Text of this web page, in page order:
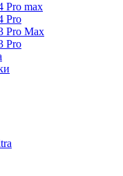
Pro max
Pro
Pro Max
Pro